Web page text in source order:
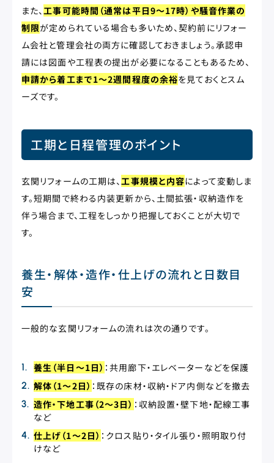
また、工事可能時間（通常は平日9〜17時）や騒音作業の
制限が定められている場合も多いため、契約前にリフォー
ム会社と管理会社の両方に確認しておきましょう。承認申
請には図面や工程表の提出が必要になることもあるため、
申請から着工まで1〜2週間程度の余裕を見ておくとスム
ーズです。
工期と日程管理のポイント
玄関リフォームの工期は、工事規模と内容によって変動しま
す。短期間で終わる内装更新から、土間拡張・収納造作を
伴う場合まで、工程をしっかり把握しておくことが大切で
す。
養生・解体・造作・仕上げの流れと日数目
安
一般的な玄関リフォームの流れは次の通りです。
養生（半日〜1日） ：共用廊下・エレベーターなどを保護
解体（1〜2日） ：既存の床材・収納・ドア内側などを撤去
造作・下地工事（2〜3日） ：収納設置・壁下地・配線工事
など
仕上げ（1〜2日） ：クロス貼り・タイル張り・照明取り付
けなど